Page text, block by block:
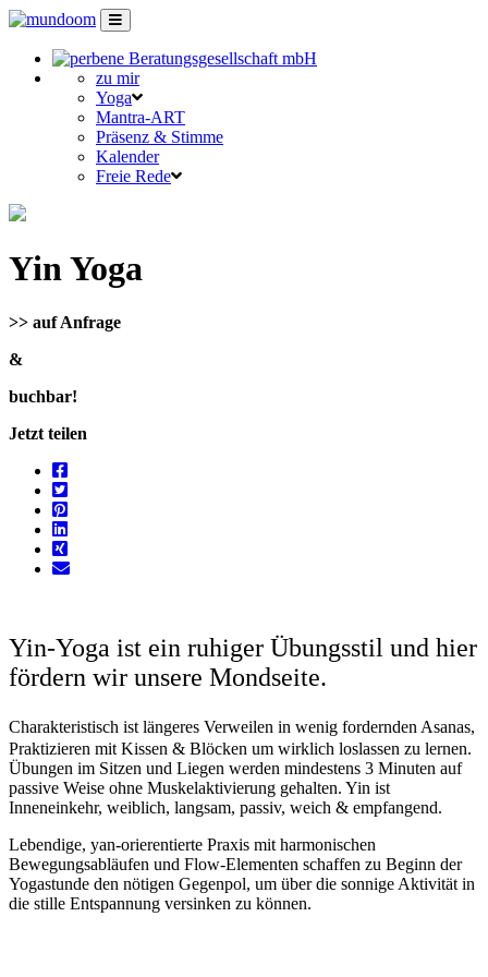
zu mir
Yoga
Mantra-ART
Präsenz & Stimme
Kalender
Freie Rede
Yin Yoga
>> auf Anfrage
&
buchbar!
Jetzt teilen
Yin-Yoga ist ein ruhiger Übungsstil und hier
fördern wir unsere Mondseite.
Charakteristisch ist längeres Verweilen in wenig fordernden Asanas,
Praktizieren mit Kissen & Blöcken um wirklich loslassen zu lernen.
Übungen im Sitzen und Liegen werden mindestens 3 Minuten auf
passive Weise ohne Muskelaktivierung gehalten. Yin ist
Inneneinkehr, weiblich, langsam, passiv, weich & empfangend.
Lebendige, yan-orierentierte Praxis mit harmonischen
Bewegungsabläufen und Flow-Elementen schaffen zu Beginn der
Yogastunde den nötigen Gegenpol, um über die sonnige Aktivität in
die stille Entspannung versinken zu können.